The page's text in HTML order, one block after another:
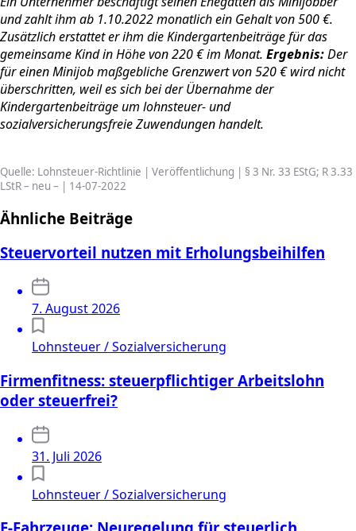
und zahlt ihm ab 1.10.2022 monatlich ein Gehalt von 500 €.
Zusätzlich erstattet er ihm die Kindergartenbeiträge für das
gemeinsame Kind in Höhe von 220 € im Monat. Ergebnis:Der
für einen Minijob maßgebliche Grenzwert von 520 € wird nicht
überschritten, weil es sich bei der Übernahme der
Kindergartenbeiträge um lohnsteuer- und
sozialversicherungsfreie Zuwendungen handelt.
Quelle: Lohnsteuer-Richtlinie | Veröffentlichung | § 3 Nr. 33 EStG; R 3.33
LStR – neu – | 14-07-2022
Ähnliche Beiträge
Steuervorteil nutzen mit Erholungsbeihilfen
7. August 2026
Lohnsteuer / Sozialversicherung
Firmenfitness: steuerpflichtiger Arbeitslohn
oder steuerfrei?
31. Juli 2026
Lohnsteuer / Sozialversicherung